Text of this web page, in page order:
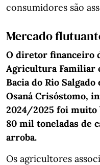
consumidores são
Mercado
O diretor financeiro
Agricultura Familiar
Bacia do Rio Salgado
Osaná Crisóstomo,
2024/2025 foi muito
80 mil toneladas de
arroba.
Os agricultores